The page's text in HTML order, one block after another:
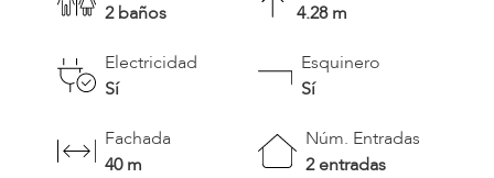
2 baños
4.28 m
Electricidad
Sí
Esquinero
Sí
Fachada
40 m
Núm. Entradas
2 entradas